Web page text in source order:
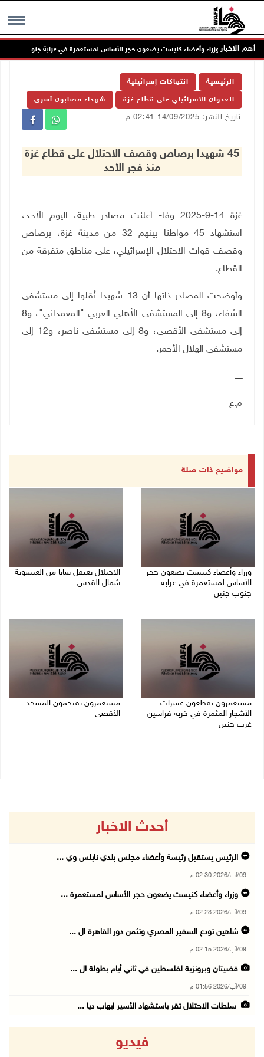
MENU أهم الاخباروزراء وأعضاء كنيست يضعون حجر الأساس لمستعمرة في عرابة جنوب جنين
الرئيسية انتهاكات إسرائيلية
العدوان الاسرائيلي على قطاع غزة شهداء مصابون أسرى
تاريخ النشر: 14/09/2025 02:41 م
45 شهيدا برصاص وقصف الاحتلال على قطاع غزة
منذ فجر الأحد
غزة 14-9-2025 وفا- أعلنت مصادر طبية، اليوم الأحد،
استشهاد 45 مواطنا بينهم 32 من مدينة غزة، برصاص
وقصف قوات الاحتلال الإسرائيلي، على مناطق متفرقة من
القطاع.
وأوضحت المصادر ذاتها أن 13 شهيدا نُقلوا إلى مستشفى
الشفاء، و8 إلى المستشفى الأهلي العربي "المعمداني"، و8
إلى مستشفى الأقصى، و8 إلى مستشفى ناصر، و12 إلى
مستشفى الهلال الأحمر.
ــــــ
م.ع
مواضيع ذات صلة
وزراء وأعضاء كنيست يضعون حجر
الأساس لمستعمرة في عرابة
جنوب جنين
الاحتلال يعتقل شابا من العيسوية
شمال القدس
مستعمرون يقطعون عشرات
الأشجار المثمرة في خربة فراسين
غرب جنين
مستعمرون يقتحمون المسجد
الأقصى
أحدث الاخبار
الرئيس يستقبل رئيسة وأعضاء مجلس بلدي نابلس وي ...
09/آب/2026 02:30 م
وزراء وأعضاء كنيست يضعون حجر الأساس لمستعمرة ...
09/آب/2026 02:23 م
شاهين تودع السفير المصري وتثمن دور القاهرة ال ...
09/آب/2026 02:15 م
فضيتان وبرونزية لفلسطين في ثاني أيام بطولة ال ...
09/آب/2026 01:56 م
سلطات الاحتلال تقر باستشهاد الأسير ايهاب ديا ...
تحذيرات من الفيضانات مع اتجاه الإعصار "دولفين ...
فيديو